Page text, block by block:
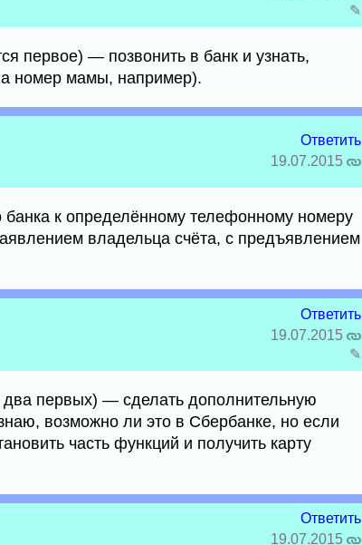
✎
первое) — позвонить в банк и узнать,
номер мамы, например).
Ответить
19.07.2015
банка к определённому телефонному номеру
владельца счёта, с предъявлением
Ответить
19.07.2015
✎
два первых) — сделать дополнительную
возможно ли это в Сбербанке, но если
часть функций и получить карту
Ответить
19.07.2015